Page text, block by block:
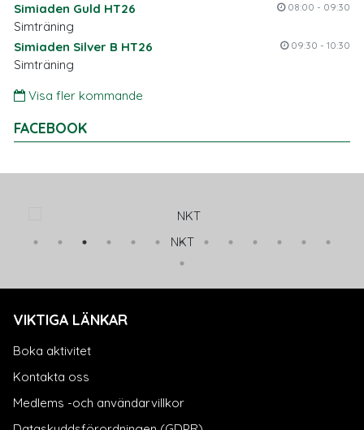
Simiaden Guld HT26
08:00 - 09:30
Simträning
Simiaden Silver B HT26
09:30 - 10:30
Simträning
Visa fler kommande
FACEBOOK
NKT
VIKTIGA LÄNKAR
Boka aktivitet
Kontakta oss
Medlems -och användarvillkor